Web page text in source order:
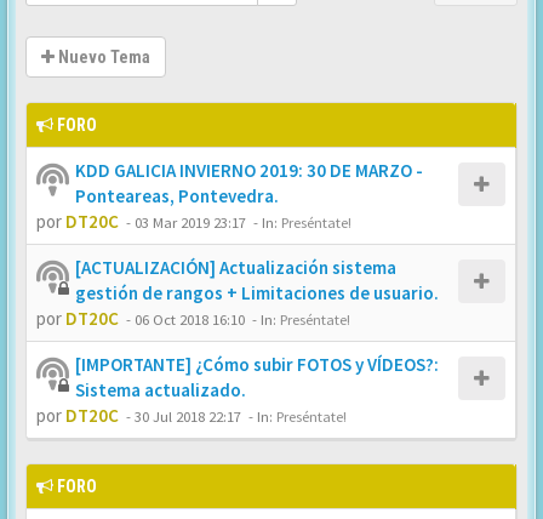
Nuevo Tema
FORO
KDD GALICIA INVIERNO 2019: 30 DE MARZO -
Ponteareas, Pontevedra.
por DT20C - 03 Mar 2019 23:17 - In: Preséntate!
[ACTUALIZACIÓN] Actualización sistema
gestión de rangos + Limitaciones de usuario.
por DT20C - 06 Oct 2018 16:10 - In: Preséntate!
[IMPORTANTE] ¿Cómo subir FOTOS y VÍDEOS?:
Sistema actualizado.
por DT20C -30 Jul 2018 22:17 - In: Preséntate!
FORO